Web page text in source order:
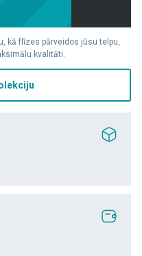
kā flīzes pārveidos jūsu telpu,
kvalitāti.